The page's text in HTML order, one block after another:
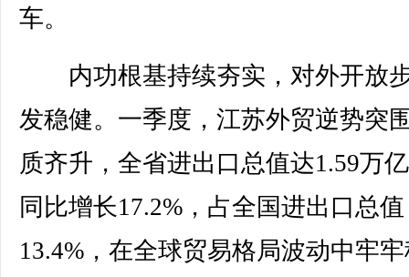
车。
内功根基持续夯实，对外开放
发稳健。一季度，江苏外贸逆势突
质齐升，全省进出口总值达1.59万
同比增长17.2%，占全国进出口总值
13.4%，在全球贸易格局波动中牢